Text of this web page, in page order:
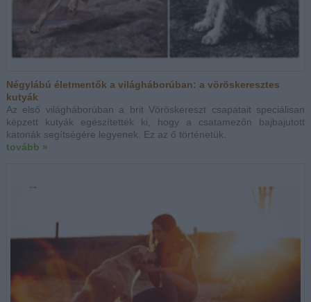
Négylábú életmentők a világháborúban: a vöröskeresztes
kutyák
Az első világháborúban a brit Vöröskereszt csapatait speciálisan
képzett kutyák egészítették ki, hogy a csatamezőn bajbajutott
katonák segítségére legyenek. Ez az ő történetük.
tovább »